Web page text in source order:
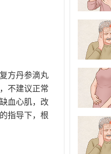
方丹参滴丸
不建议正常
血心肌，改
指导下，根